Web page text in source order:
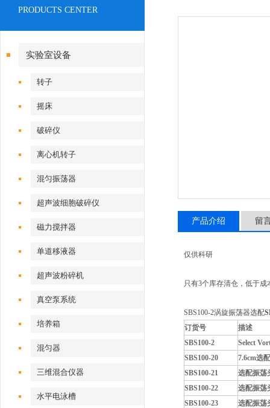
PRODUCTS CENTER
实验室设备
转子
摇床
破碎仪
离心机转子
混匀振荡器
超声波细胞破碎仪
磁力搅拌器
单道移液器
超声波粉碎机
真空泵系统
培养箱
混匀器
三维混合仪器
水平电泳槽
产品介绍 留
仅供科研
只有3个库存清仓，低于成
SBS100-2涡旋振荡器选配
订货号
描述
SBS100-2
Select
SBS100-20
7.6cm选
SBS100-21
选配振荡
SBS100-22
选配振荡
SBS100-23
选配振荡